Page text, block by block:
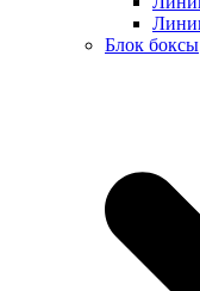
Блок боксы